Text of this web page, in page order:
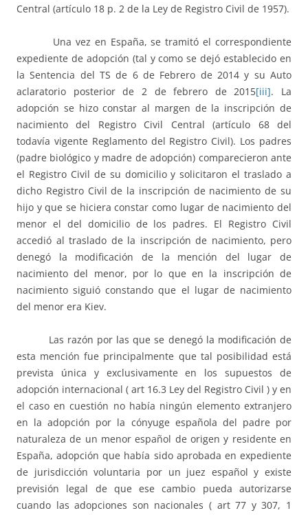
Central (artículo 18 p. 2 de la Ley de Registro Civil de 1957).
Una vez en España, se tramitó el correspondiente
expediente de adopción (tal y como se dejó establecido en
la Sentencia del TS de 6 de Febrero de 2014 y su Auto
aclaratorio posterior de 2 de febrero de 2015[iii]. La
adopción se hizo constar al margen de la inscripción de
nacimiento del Registro Civil Central (artículo 68 del
todavía vigente Reglamento del Registro Civil). Los padres
(padre biológico y madre de adopción) comparecieron ante
el Registro Civil de su domicilio y solicitaron el traslado a
dicho Registro Civil de la inscripción de nacimiento de su
hijo y que se hiciera constar como lugar de nacimiento del
menor el del domicilio de los padres. El Registro Civil
accedió al traslado de la inscripción de nacimiento, pero
denegó la modificación de la mención del lugar de
nacimiento del menor, por lo que en la inscripción de
nacimiento siguió constando que el lugar de nacimiento
del menor era Kiev.
Las razón por las que se denegó la modificación de
esta mención fue principalmente que tal posibilidad está
prevista única y exclusivamente en los supuestos de
adopción internacional ( art 16.3 Ley del Registro Civil ) y en
el caso en cuestión no había ningún elemento extranjero
en la adopción por la cónyuge española del padre por
naturaleza de un menor español de origen y residente en
España, adopción que había sido aprobada en expediente
de jurisdicción voluntaria por un juez español y existe
previsión legal de que ese cambio pueda autorizarse
cuando las adopciones son nacionales ( art 77 y 307, 1